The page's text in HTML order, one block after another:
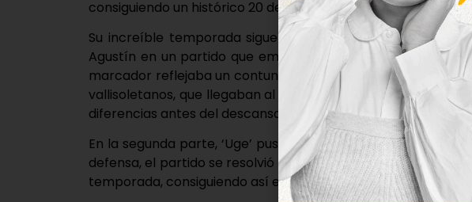
consiguiendo un histórico 20 de 20.
Su increíble temporada sigue impoluta y este pasado fin
Agustín en un partido que empezó muy bien para los de
marcador reflejaba un contundente 20-7 gracias a la gran
vallisoletanos, que llegaban al Pabellón Municipal como
diferencias antes del descanso dejando el luminoso en un
En la segunda parte, ‘Uge’ puso las pilas a sus chicos y de
defensa, el partido se resolvió con el 65-53 final, sumando la
temporada, consiguiendo así el título de campeones de